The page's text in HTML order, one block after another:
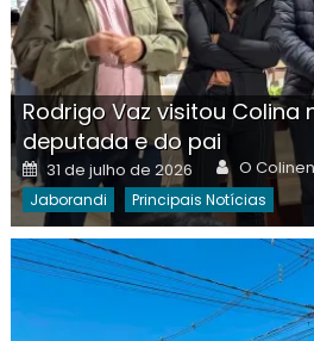
Rodrigo Vaz visitou Colina
deputada e do pai
Posted
on
31 de julho de 2026 Author
O
Jaborandi Principais Notícias